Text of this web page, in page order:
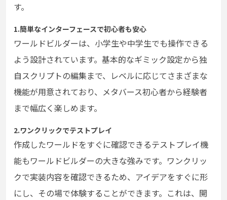
す。
1.簡単なインターフェースで初心者も安心
ワールドビルダーは、小学生や中学生でも操作できる
よう設計されています。基本的なギミック設定から独
自スクリプトの編集まで、レベルに応じてさまざまな
機能が用意されており、メタバース初心者から経験者
まで幅広く楽しめます。
2.ワンクリックでテストプレイ
作成したワールドをすぐに確認できるテストプレイ機
能もワールドビルダーの大きな強みです。ワンクリッ
クで実装内容を確認できるため、アイデアをすぐに形
にし、その場で体験することができます。これは、開